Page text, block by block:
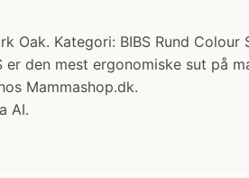
Oak. Kategori: BIBS Rund
den mest ergonomiske sut på
Mammashop.dk.
AI.